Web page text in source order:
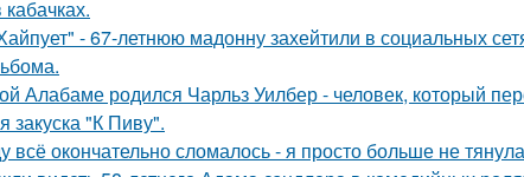
- 67-летнюю мадонну захейтили в социальных
Алабаме родился Чарльз Уилбер - человек, который
закуска "К Пиву".
всё окончательно сломалось - я просто больше не